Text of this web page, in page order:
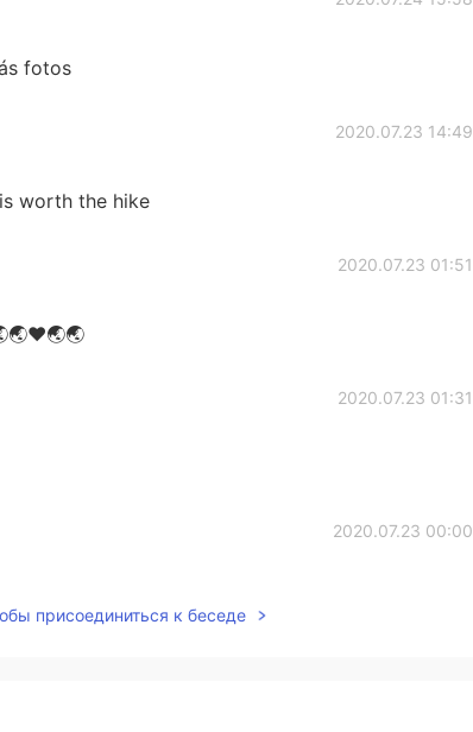
fotos
2020.07.23 14:49
worth the hike
2020.07.23 01:51
2020.07.23 01:31
2020.07.23 00:00
присоединиться к беседе